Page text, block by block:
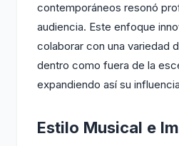
contemporáneos resonó
audiencia. Este enfoque
colaborar con una variedad
dentro como fuera de la
expandiendo así su
Estilo Musical e